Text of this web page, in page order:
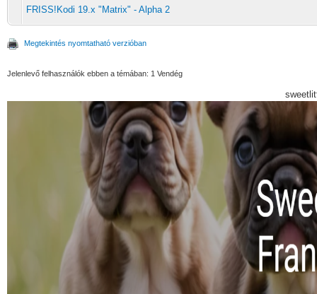
FRISS!Kodi 19.x "Matrix" - Alpha 2
Megtekintés nyomtatható verzióban
Jelenlevő felhasználók ebben a témában: 1 Vendég